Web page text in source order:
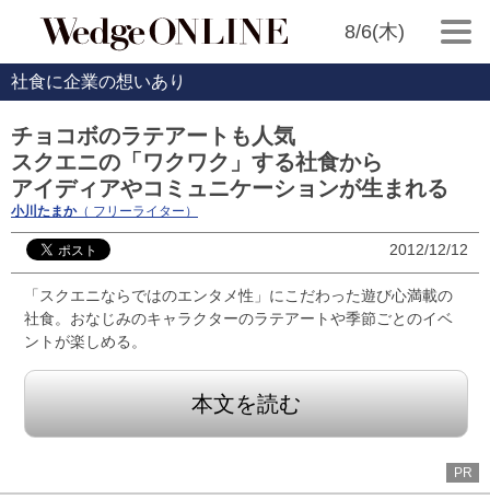
8/6(木)
社食に企業の想いあり
チョコボのラテアートも人気
スクエニの「ワクワク」する社食から
アイディアやコミュニケーションが生まれる
小川たまか（ フリーライター）
2012/12/12
「スクエニならではのエンタメ性」にこだわった遊び心満載の
社食。おなじみのキャラクターのラテアートや季節ごとのイベ
ントが楽しめる。
本文を読む
PR